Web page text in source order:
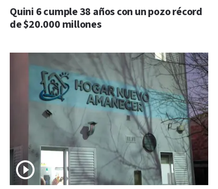
Quini 6 cumple 38 años con un pozo récord
de $20.000 millones